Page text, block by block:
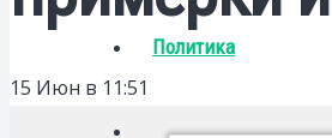
Политика
15 Июн в 11:51